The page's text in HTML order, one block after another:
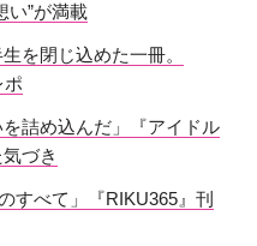
い”が満載
を閉じ込めた一冊。
ポ
詰め込んだ」『アイドル
づき
すべて」『RIKU365』刊